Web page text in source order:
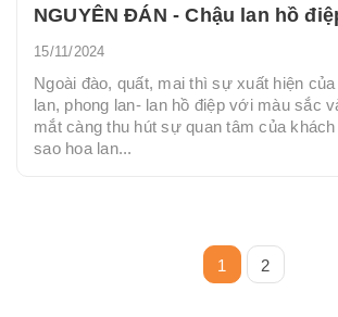
NGUYÊN ĐÁN - Chậu lan hồ
đẹp
15/11/2024
Ngoài đào, quất, mai thì sự xuất hiện
lan, phong lan- lan hồ điệp với màu sắc
mắt càng thu hút sự quan tâm của
sao hoa lan...
1 2